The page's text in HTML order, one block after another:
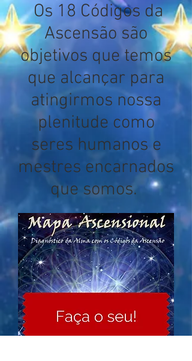
Os 18 Códigos da
Ascensão são
objetivos que temos
que alcançar para
atingirmos nossa
plenitude como
seres humanos e
mestres encarnados
que somos.